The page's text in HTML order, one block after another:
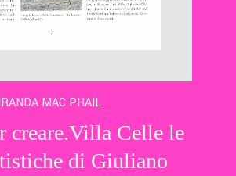
MAC PHAIL
creare.Villa Celle le
di Giuliano